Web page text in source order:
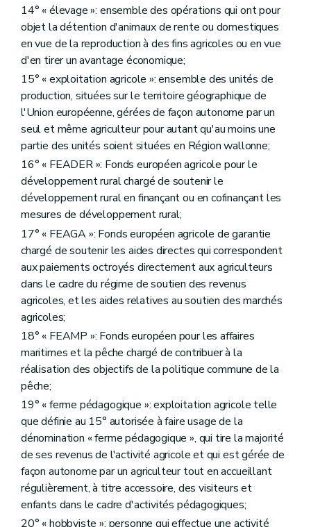
Art. D267
Section 2 L'aménagement foncier
Art. D268
Sous-section 1
Comité d'aménagement foncier
Art. D269
Art. D270
Art. D271
Art. D271/1
Sous-section 2
Des formalités préalables
Art. D272
Art. D273
Art. D274
Art. D275
Art. D276
Art. D276/1
Art. D277
Art. D278
Sous-section 3 Commission consultative
Art. D279
Sous-section 4 Des opérations d'aménagement foncier
Art. D280
Art. D281
Art. D282
Art. D284
Art. D285
Art. D286
Art. D286/1
Art. D288
Art. D289
Art. D290
Art. D291
Art. D292
Art. D293
Art. D294
Art. D295
Art. D295/1
Art. D296
14° « élevage »: ensemble des opérations qui ont pour
objet la détention d'animaux de rente ou domestiques
en vue de la reproduction à des fins agricoles ou en vue
d'en tirer un avantage économique;
15° « exploitation agricole »: ensemble des unités de
production, situées sur le territoire géographique de
l'Union européenne, gérées de façon autonome par un
seul et même agriculteur pour autant qu'au moins une
partie des unités soient situées en Région wallonne;
16° « FEADER »: Fonds européen agricole pour le
développement rural chargé de soutenir le
développement rural en finançant ou en cofinançant les
mesures de développement rural;
17° « FEAGA »: Fonds européen agricole de garantie
chargé de soutenir les aides directes qui correspondent
aux paiements octroyés directement aux agriculteurs
dans le cadre du régime de soutien des revenus
agricoles, et les aides relatives au soutien des marchés
agricoles;
18° « FEAMP »: Fonds européen pour les affaires
maritimes et la pêche chargé de contribuer à la
réalisation des objectifs de la politique commune de la
pêche;
19° « ferme pédagogique »: exploitation agricole telle
que définie au 15° autorisée à faire usage de la
dénomination « ferme pédagogique », qui tire la majorité
de ses revenus de l'activité agricole et qui est gérée de
façon autonome par un agriculteur tout en accueillant
régulièrement, à titre accessoire, des visiteurs et
enfants dans le cadre d'activités pédagogiques;
20° « hobbyiste »: personne qui effectue une activité